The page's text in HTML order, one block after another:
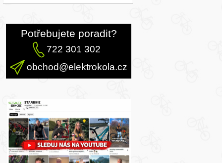
Potřebujete poradit?
722 301 302
obchod@elektrokola.cz